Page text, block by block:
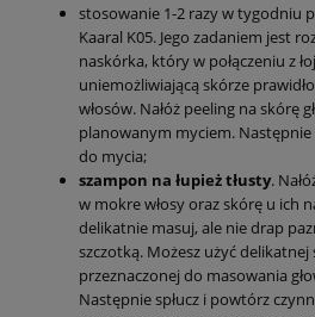
stosowanie 1-2 razy w tygodniu
Kaaral K05. Jego zadaniem jest
naskórka, który w połączeniu z
uniemożliwiającą skórze
włosów. Nałóż peeling na skórę
planowanym myciem.
do mycia;
szampon na łupież tłusty.
w mokre włosy oraz skórę u ich
delikatnie masuj, ale nie drap
szczotką. Możesz użyć
przeznaczonej do masowania
Następnie spłucz i powtórz